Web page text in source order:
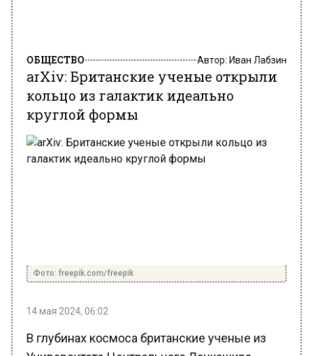
arXiv: Британские ученые открыли
кольцо из галактик идеально
круглой формы
Университета Центрального Ланкашира